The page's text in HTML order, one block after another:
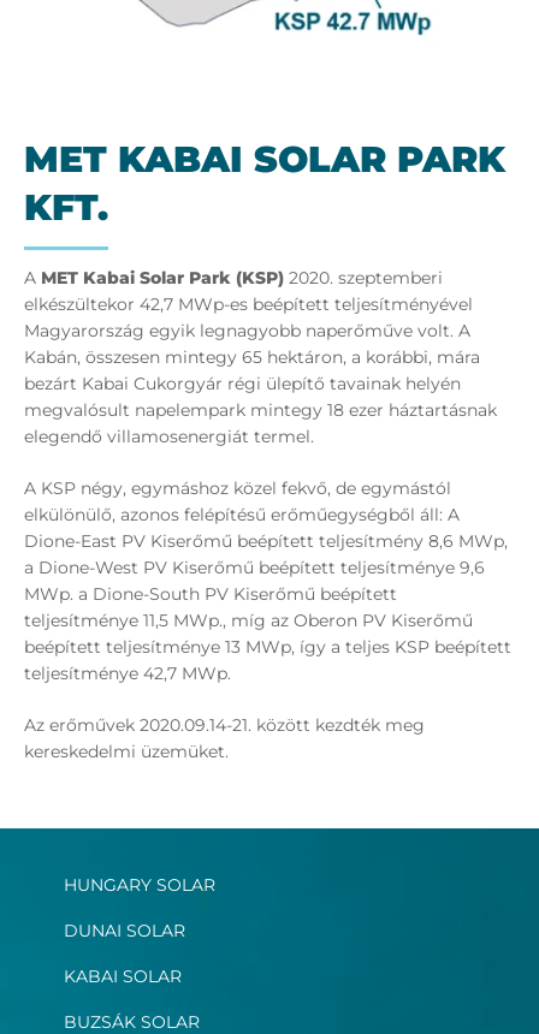
MET KA­BAI SO­LAR PARK
KFT.
A MET Kabai Solar Park (KSP) 2020. szeptemberi
elkészültekor 42,7 MWp-es beépített teljesítményével
Magyarország egyik legnagyobb naperőműve volt. A
Kabán, összesen mintegy 65 hektáron, a korábbi, mára
bezárt Kabai Cukorgyár régi ülepítő tavainak helyén
megvalósult napelempark mintegy 18 ezer háztartásnak
elegendő villamosenergiát termel.
A KSP négy, egymáshoz közel fekvő, de egymástól
elkülönülő, azonos felépítésű erőműegységből áll: A
Dione-East PV Kiserőmű beépített teljesítmény 8,6 MWp,
a Dione-West PV Kiserőmű beépített teljesítménye 9,6
MWp. a Dione-South PV Kiserőmű beépített
teljesítménye 11,5 MWp., míg az Oberon PV Kiserőmű
beépített teljesítménye 13 MWp, így a teljes KSP beépített
teljesítménye 42,7 MWp.
Az erőművek 2020.09.14-21. között kezdték meg
kereskedelmi üzemüket.
HUNGARY SOLAR
DUNAI SOLAR
KABAI SOLAR
BUZSÁK SOLAR